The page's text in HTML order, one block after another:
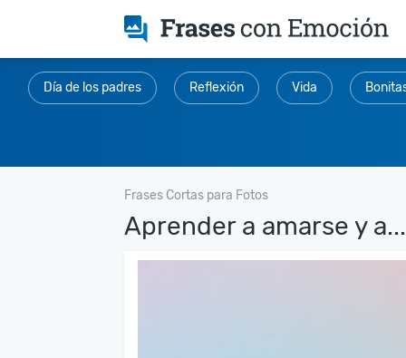
Día de los padres Reflexión Vida
Frases Cortas para Fotos
Aprender a amarse y a...